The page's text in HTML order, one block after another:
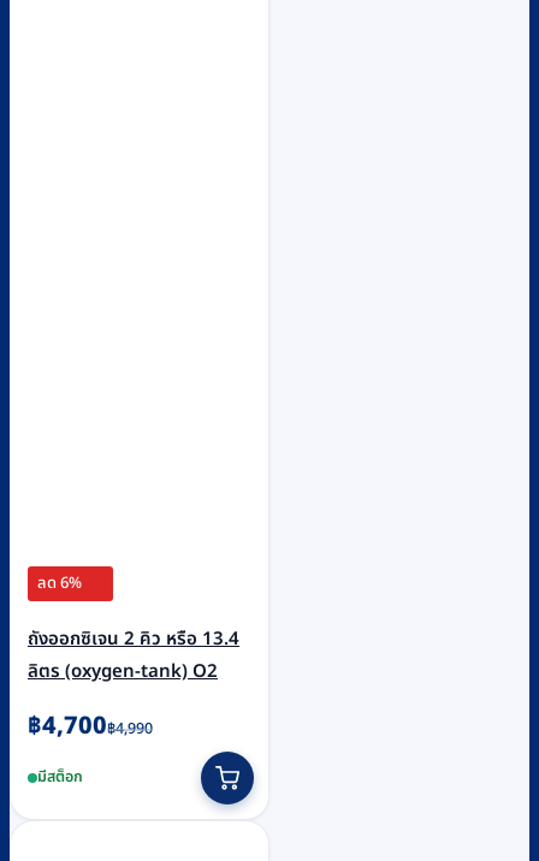
ลด 6%
ถังออกซิเจน 2 คิว หรือ 13.4
ลิตร (oxygen-tank) O2
฿4,990
Original
was:
฿4,990.
฿4,700
Current
is:
฿4,700.
มีสต็อก